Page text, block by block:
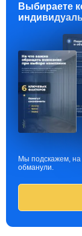
Выбираете
Мы подскажем, на
обманули.